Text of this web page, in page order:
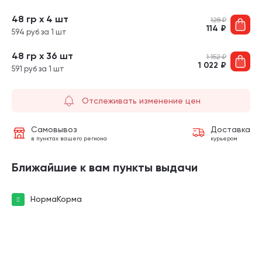
48 гр х 4 шт
594 руб за 1 шт
128₽
114 ₽
48 гр х 36 шт
591 руб за 1 шт
1 152₽
1 022 ₽
Отслеживать изменение цен
Самовывоз
в пунктах вашего региона
Доставка
курьером
Ближайшие к вам пункты выдачи
НормаКорма